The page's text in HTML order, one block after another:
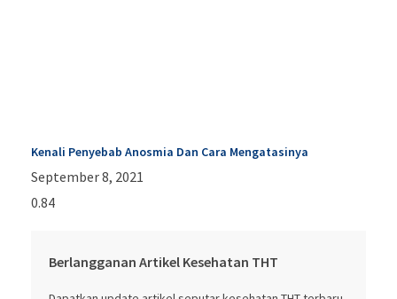
Kenali Penyebab Anosmia Dan Cara Mengatasinya
September 8, 2021
Berlangganan Artikel Kesehatan THT